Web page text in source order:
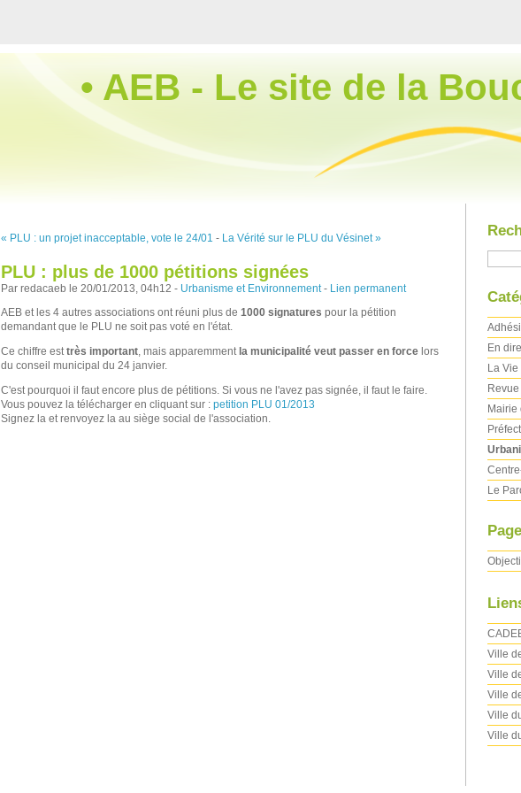
• AEB - Le site de la
« PLU : un projet inacceptable, vote le 24/01 - La Vérité sur le PLU du Vésinet »
PLU : plus de 1000 pétitions signées
Par redacaeb le 20/01/2013, 04h12 - Urbanisme et Environnement- Lien permanent
AEB et les 4 autres associations ont réuni plus de 1000 signatures pour la pétition
demandant que le PLU ne soit pas voté en l'état.
Ce chiffre esttrès important, mais apparemment la municipalité veut passer en force lors
du conseil municipal du 24 janvier.
C'est pourquoi il faut encore plus de pétitions. Si vous ne l'avez pas signée, il faut le faire.
Vous pouvez la télécharger en cliquant sur : petition PLU 01/2013
Signez la et renvoyez la au siège social de l'association.
En
La
Mairie
Le
Ville
Ville
Ville
Ville
Ville